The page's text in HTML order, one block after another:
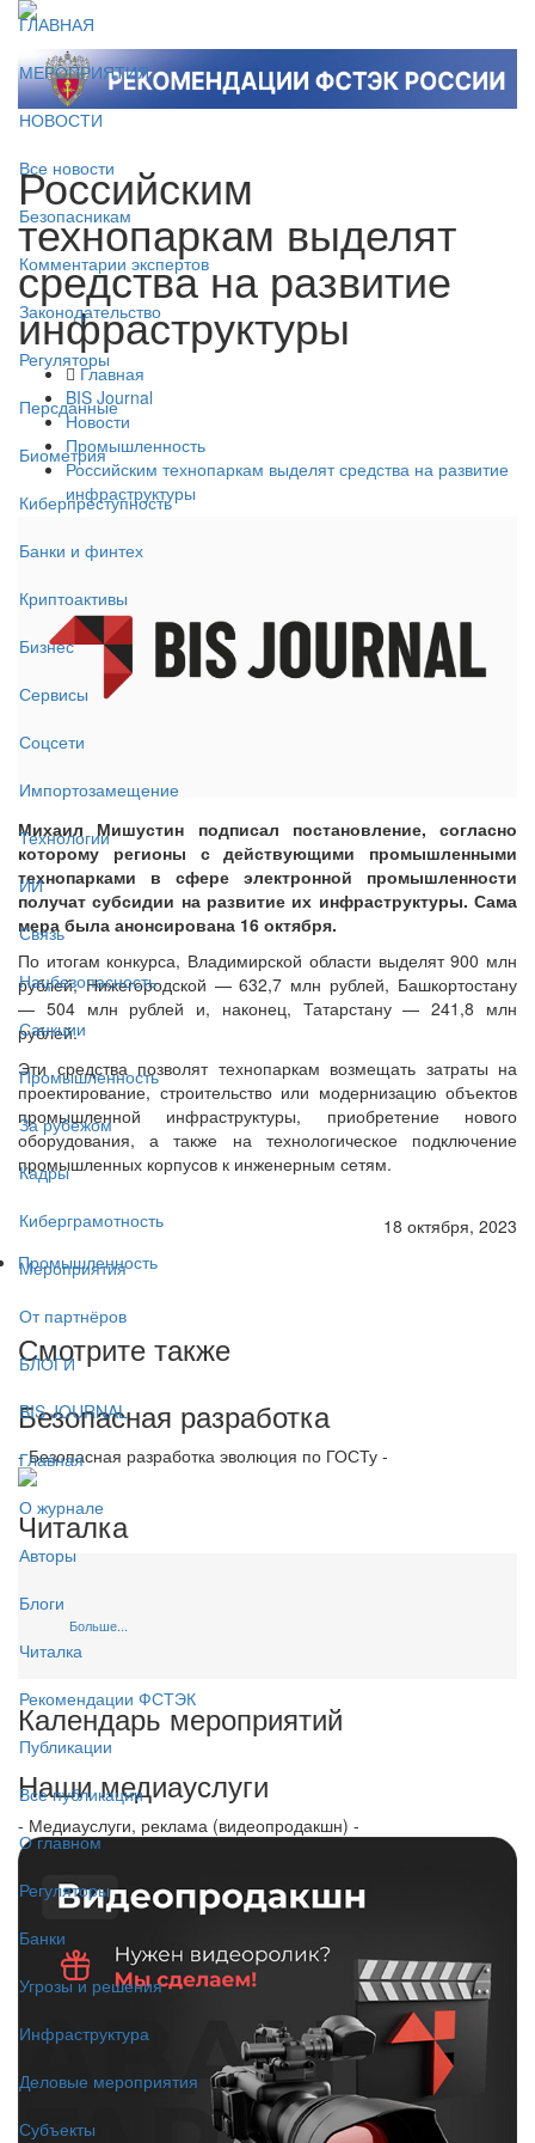
ГЛАВНАЯ
МЕРОПРИЯТИЯ
НОВОСТИ
Все новости
Безопасникам
Комментарии экспертов
Законодательство
Регуляторы
Персданные
Биометрия
Киберпреступность
Банки и финтех
Криптоактивы
Бизнес
Сервисы
Соцсети
Импортозамещение
Технологии
ИИ
Связь
Нацбезопасность
Санкции
Промышленность
За рубежом
Кадры
Киберграмотность
Мероприятия
От партнёров
БЛОГИ
BIS JOURNAL
Главная
О журнале
Авторы
Блоги
Читалка
Рекомендации ФСТЭК
Публикации
Все публикации
О главном
Регуляторы
Банки
Угрозы и решения
Инфраструктура
Деловые мероприятия
Субъекты
Российским
технопаркам выделят
средства на развитие
инфраструктуры
Главная
BIS Journal
Новости
Промышленность
Российским технопаркам выделят средства на развитие
инфраструктуры
Михаил Мишустин подписал постановление, согласно
которому регионы с действующими промышленными
технопарками в сфере электронной промышленности
получат субсидии на развитие их инфраструктуры. Сама
мера была анонсирована 16 октября.
По итогам конкурса, Владимирской области выделят 900 млн
рублей, Нижегородской — 632,7 млн рублей, Башкортостану
— 504 млн рублей и, наконец, Татарстану — 241,8 млн
рублей.
Эти средства позволят технопаркам возмещать затраты на
проектирование, строительство или модернизацию объектов
промышленной инфраструктуры, приобретение нового
оборудования, а также на технологическое подключение
промышленных корпусов к инженерным сетям.
18 октября, 2023
Промышленность
Смотрите также
Безопасная разработка
- Безопасная разработка эволюция по ГОСТу -
Читалка
Больше...
Календарь мероприятий
Наши медиауслуги
- Медиауслуги, реклама (видеопродакшн) -